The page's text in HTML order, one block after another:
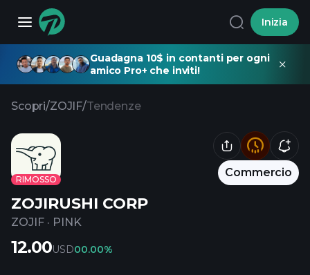
Inizia
Guadagna 10$ in contanti per ogni
amico Pro+ che inviti!
Scopri/ZOJIF/Tendenze
RIMOSSO
Commercio
ZOJIRUSHI CORP
ZOJIF · PINK
12.00USD00.00%